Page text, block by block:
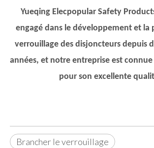
Yueqing Elecpopular Safety
engagé dans le développement et
verrouillage des disjoncteurs depuis
années, et notre entreprise est
pour son excellente
Brancher le verrouillage